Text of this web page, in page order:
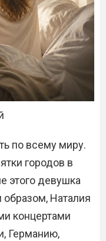
по всему миру.
городов в
этого девушка
образом, Наталия
концертами
Германию,